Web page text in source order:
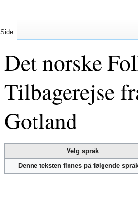
Det norske
Tilbagerejse
Gotland
til
navigering
til
Velg språk
Denne teksten finnes på følgende
Side